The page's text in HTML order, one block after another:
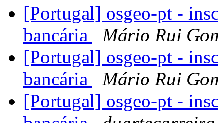
[Portugal] osgeo-pt -
bancária
Mário Rui
[Portugal] osgeo-pt -
bancária
Mário Rui
[Portugal] osgeo-pt -